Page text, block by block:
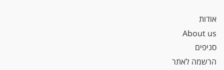
אודות
About us
סניפים
הרשמה לאתר